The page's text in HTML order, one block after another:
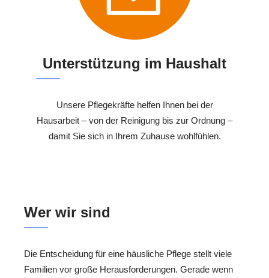
Unterstützung im Haushalt
Unsere Pflegekräfte helfen Ihnen bei der
Hausarbeit – von der Reinigung bis zur Ordnung –
damit Sie sich in Ihrem Zuhause wohlfühlen.
Wer wir sind
Die Entscheidung für eine häusliche Pflege stellt viele
Familien vor große Herausforderungen. Gerade wenn